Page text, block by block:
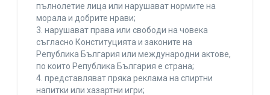
пълнолетие лица или нарушават нормите на
морала и добрите нрави;
3. нарушават права или свободи на човека
съгласно Конституцията и законите на
Република България или международни актове,
по които Република България е страна;
4. представляват пряка реклама на спиртни
напитки или хазартни игри;